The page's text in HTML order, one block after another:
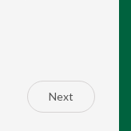
Next